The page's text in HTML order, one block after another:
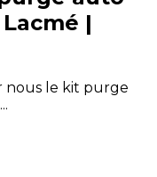
|
nous le kit purge